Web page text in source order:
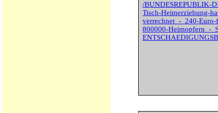
/BUNDESREPUBLIK-
Tisch-Heimerziehung-
verrechnet_-_240-
800000-Heimopfern_-